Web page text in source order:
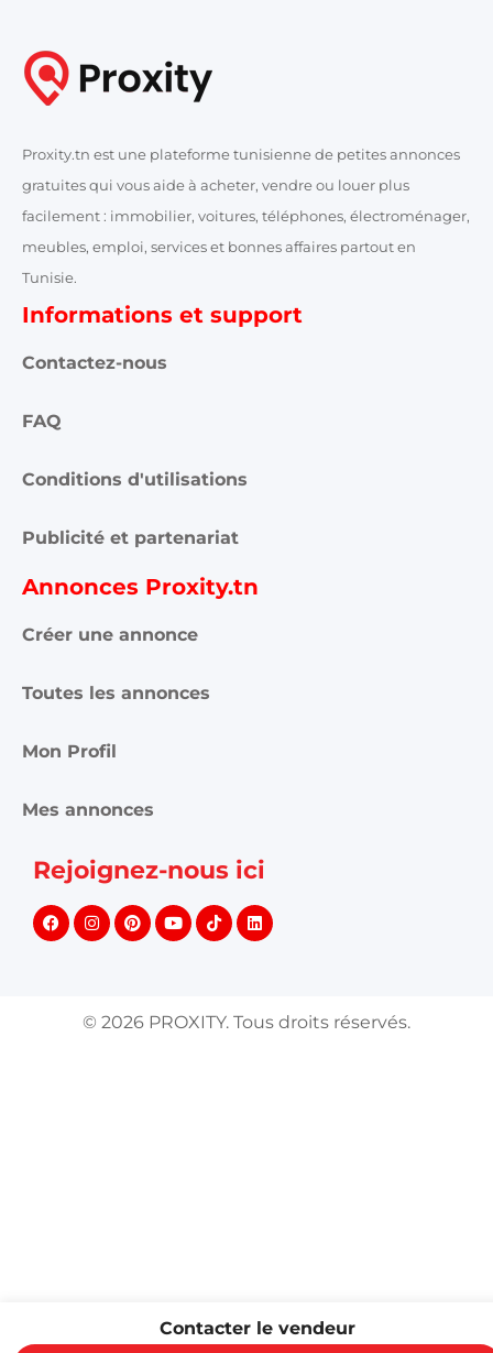
Contacter le vendeur
Proxity.tn est une plateforme tunisienne de petites annonces
gratuites qui vous aide à acheter, vendre ou louer plus
facilement : immobilier, voitures, téléphones, électroménager,
meubles, emploi, services et bonnes affaires partout en
Tunisie.
Informations et support
Contactez-nous
FAQ
Conditions d'utilisations
Publicité et partenariat
Annonces Proxity.tn
Créer une annonce
Toutes les annonces
Mon Profil
Mes annonces
Rejoignez-nous ici
© 2026 PROXITY. Tous droits réservés.